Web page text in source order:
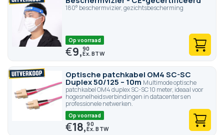
180° beschermvizier, gezichtsbescherming
Op voorraad
€9,90
Optische patchkabel OM4 SC-SC
Duplex 50/125 – 10m Multimode optische
patchkabel OM4 duplex SC-SC 10 meter, ideaal voor
hogesnelheidsverbindingen in datacenters en
professionele netwerken.
Op voorraad
€18,90